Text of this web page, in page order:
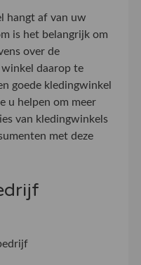
hangt af van uw
is het belangrijk om
over de
daarop te
goede kledingwinkel
u helpen om meer
van kledingwinkels
met deze